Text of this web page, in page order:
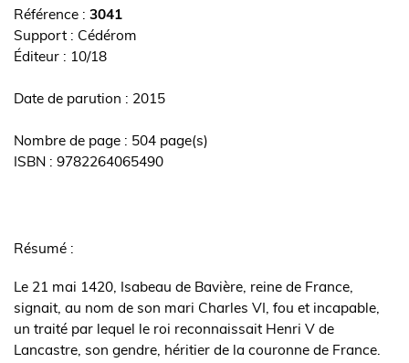
Référence : 3041
Support : Cédérom
Editeur
10/18
Date de parution : 2015
Nombre de page : 504 page(s)
ISBN : 9782264065490
l'ouvrage
Résumé :
Le 21 mai 1420, Isabeau de Bavière, reine de France,
signait, au nom de son mari Charles VI, fou et incapable,
un traité par lequel le roi reconnaissait Henri V de
Lancastre, son gendre, héritier de la couronne de France.